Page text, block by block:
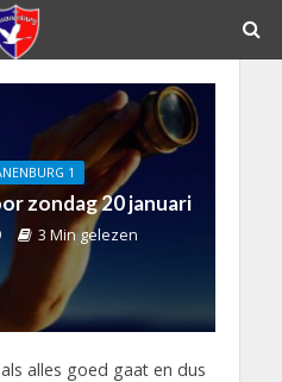
1
zondag 20 januari
3 Min gelezen
alles goed gaat en dus